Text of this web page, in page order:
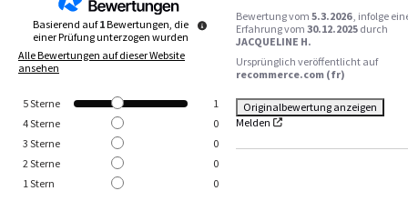
Basierend auf1Bewertungen, die
einer Prüfung unterzogen wurden
Alle Bewertungen auf dieser Website
ansehen
5Sterne
1
4Sterne
0
3 Sterne
0
2 Sterne
0
1 Stern 0
Bewertung vom 5.3.2026 , infolge
Erfahrung vom 30.12.2025 durch
JACQUELINE H.
Ursprünglich veröffentlicht auf
recommerce.com (fr)
Originalbewertung anzeigen
Melden